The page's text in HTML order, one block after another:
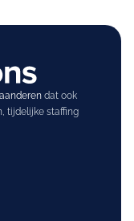
dat ook
tijdelijke staffing